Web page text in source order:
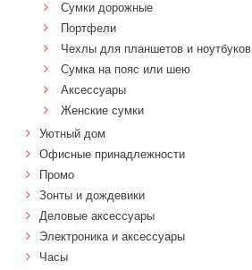
Сумки дорожные
Портфели
Чехлы для планшетов и ноутбуков
Сумка на пояс или шею
Аксессуары
Женские сумки
Уютный дом
Офисные принадлежности
Промо
Зонты и дождевики
Деловые аксессуары
Электроника и аксессуары
Часы